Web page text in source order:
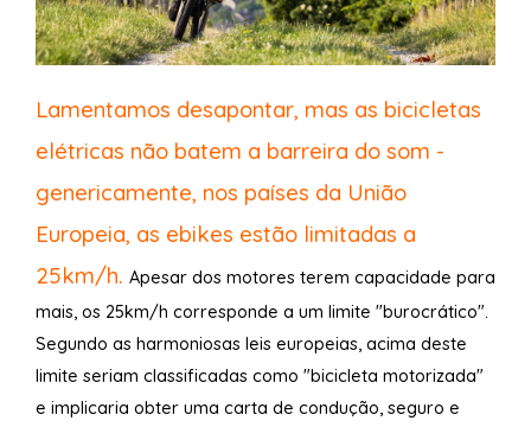
Lamentamos desapontar, mas as bicicletas
elétricas não batem a barreira do som -
genericamente, nos países da União
Europeia, as ebikes estão limitadas a
25km/h. Apesar dos motores terem capacidade para
mais, os 25km/h corresponde a um limite "burocrático".
Segundo as harmoniosas leis europeias, acima deste
limite seriam classificadas como "bicicleta motorizada"
e implicaria obter uma carta de condução, seguro e